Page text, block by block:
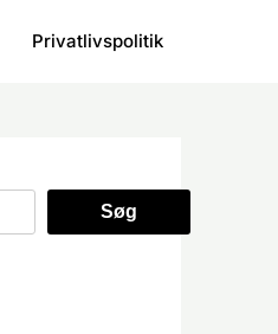
Privatlivspolitik
Søg